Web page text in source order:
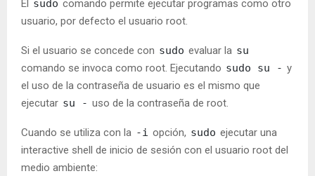
El sudo comando permite ejecutar programas como otro
usuario, por defecto el usuario root.
Si el usuario se concede con sudo evaluar la su
comando se invoca como root. Ejecutando sudo su - y
el uso de la contraseña de usuario es el mismo que
ejecutar su - uso de la contraseña de root.
Cuando se utiliza con la -i opción, sudo ejecutar una
interactive shell de inicio de sesión con el usuario root del
medio ambiente: